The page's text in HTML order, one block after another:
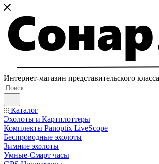
Интернет-магазин представительского класса
Каталог
Эхолоты и Картплоттеры
Комплекты Panoptix LiveScope
Беспроводные эхолоты
Зимние эхолоты
Умные-Смарт часы